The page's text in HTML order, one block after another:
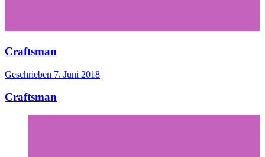
Craftsman
Geschrieben 7. Juni 2018
Craftsman